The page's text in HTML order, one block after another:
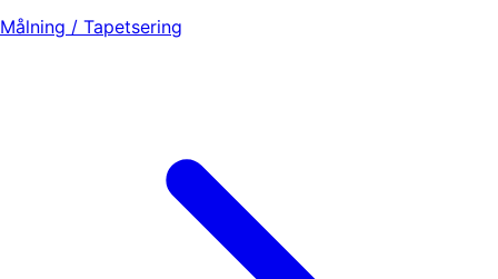
Målning / Tapetsering